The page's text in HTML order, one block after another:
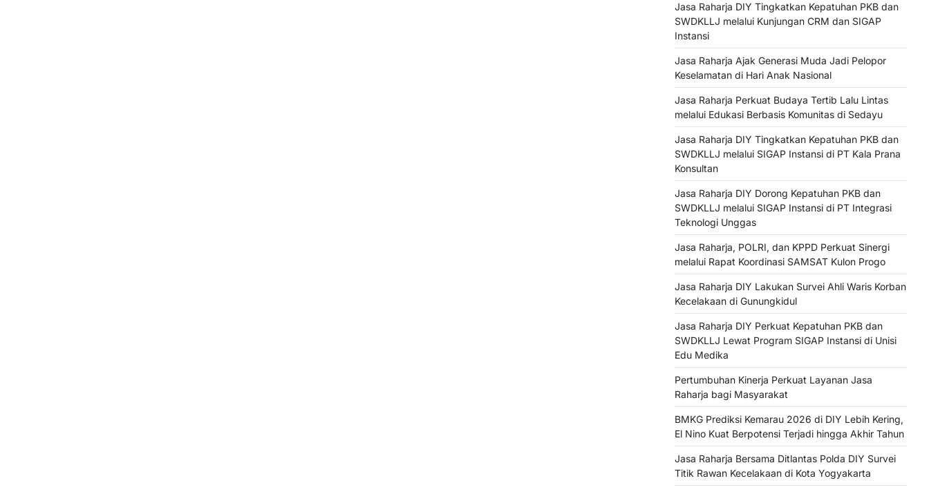
Jasa Raharja DIY Tingkatkan Kepatuhan PKB dan
SWDKLLJ melalui Kunjungan CRM dan SIGAP
Instansi
Jasa Raharja Ajak Generasi Muda Jadi Pelopor
Keselamatan di Hari Anak Nasional
Jasa Raharja Perkuat Budaya Tertib Lalu Lintas
melalui Edukasi Berbasis Komunitas di Sedayu
Jasa Raharja DIY Tingkatkan Kepatuhan PKB dan
SWDKLLJ melalui SIGAP Instansi di PT Kala Prana
Konsultan
Jasa Raharja DIY Dorong Kepatuhan PKB dan
SWDKLLJ melalui SIGAP Instansi di PT Integrasi
Teknologi Unggas
Jasa Raharja, POLRI, dan KPPD Perkuat Sinergi
melalui Rapat Koordinasi SAMSAT Kulon Progo
Jasa Raharja DIY Lakukan Survei Ahli Waris Korban
Kecelakaan di Gunungkidul
Jasa Raharja DIY Perkuat Kepatuhan PKB dan
SWDKLLJ Lewat Program SIGAP Instansi di Unisi
Edu Medika
Pertumbuhan Kinerja Perkuat Layanan Jasa
Raharja bagi Masyarakat
BMKG Prediksi Kemarau 2026 di DIY Lebih Kering,
El Nino Kuat Berpotensi Terjadi hingga Akhir Tahun
Jasa Raharja Bersama Ditlantas Polda DIY Survei
Titik Rawan Kecelakaan di Kota Yogyakarta